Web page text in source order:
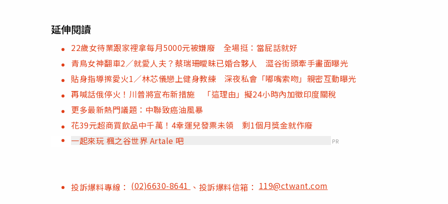
延伸閱讀
22歲女待業跟家裡拿每月5000元被嫌廢 全場挺：當屁話就好
青鳥女神翻車2／就愛人夫？蔡瑞珊曖昧已婚合夥人 澀谷街頭牽手畫面曝光
貼身指導擦愛火1／林芯儀戀上健身教練 深夜私會「嘟嘴索吻」親密互動曝光
再喊話俄停火！川普將宣布新措施 「這理由」擬24小時內加徵印度關稅
更多最新熱門議題：中聯致癌油風暴
花39元超商買飲品中千萬！4幸運兒發票未領 剩1個月獎金就作廢
一起來玩 楓之谷世界 Artale 吧
PR
投訴爆料專線： (02)6630-8641 、投訴爆料信箱：119@ctwant.com